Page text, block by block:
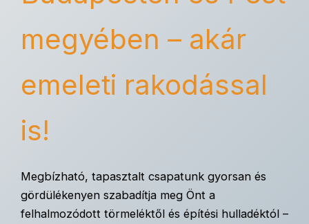
megyében – akár
emeleti rakodással
is!
Megbízható, tapasztalt csapatunk gyorsan és
gördülékenyen szabadítja meg Önt a
felhalmozódott törmeléktől és építési hulladéktól –